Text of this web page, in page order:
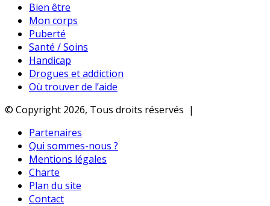
Bien être
Mon corps
Puberté
Santé / Soins
Handicap
Drogues et addiction
Où trouver de l’aide
© Copyright 2026, Tous droits réservés |
Partenaires
Qui sommes-nous ?
Mentions légales
Charte
Plan du site
Contact